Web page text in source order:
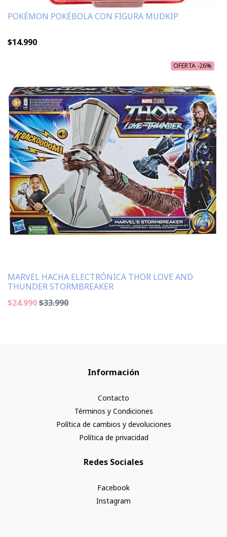
POKÉMON POKÉBOLA CON FIGURA MUDKIP
$14.990
OFERTA -26%
MARVEL HACHA ELECTRÓNICA THOR LOVE AND
THUNDER STORMBREAKER
$24.990$33.990
Información
Contacto
Términos y Condiciones
Política de cambios y devoluciones
Política de privacidad
Redes Sociales
Facebook
Instagram